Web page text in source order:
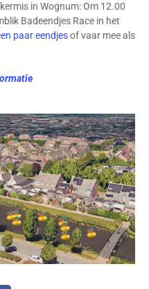
in Wognum: Om 12.00
Badeendjes Race in het
paar eendjesof vaar mee als